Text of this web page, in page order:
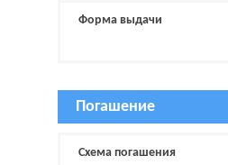
Форма выдачи
Погашение
Схема погашения